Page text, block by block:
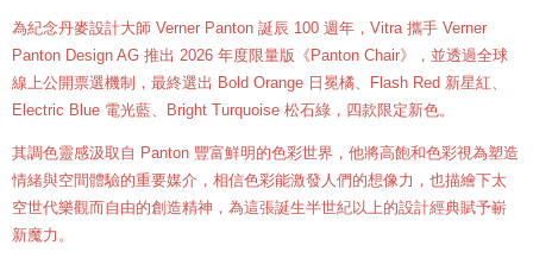
為紀念丹麥設計大師 Verner Panton 誕辰 100 週年，Vitra 攜手 Verner
Panton Design AG 推出 2026 年度限量版《Panton Chair》，並透過全球
線上公開票選機制，最終選出 Bold Orange 日冕橘、Flash Red 新星紅、
Electric Blue 電光藍、Bright Turquoise 松石綠，四款限定新色。
其調色靈感汲取自 Panton 豐富鮮明的色彩世界，他將高飽和色彩視為塑造
情緒與空間體驗的重要媒介，相信色彩能激發人們的想像力，也描繪下太
空世代樂觀而自由的創造精神，為這張誕生半世紀以上的設計經典賦予嶄
新魔力。